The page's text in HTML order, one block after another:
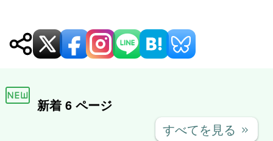
ョ
新着 6 ページ
すべてを見る keyboard_double_arrow_right